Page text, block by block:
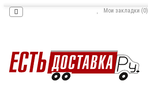
Мои закладки (0)